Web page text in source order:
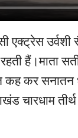
एक्ट्रेस
हैं।माता
कह कर
चारधाम